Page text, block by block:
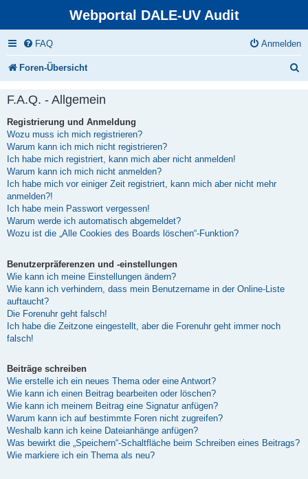
Webportal DALE-UV Audit
FAQ Anmelden
Foren-Übersicht
F.A.Q. - Allgemein
Registrierung und Anmeldung
Wozu muss ich mich registrieren?
Warum kann ich mich nicht registrieren?
Ich habe mich registriert, kann mich aber nicht anmelden!
Warum kann ich mich nicht anmelden?
Ich habe mich vor einiger Zeit registriert, kann mich aber nicht mehr
anmelden?!
Ich habe mein Passwort vergessen!
Warum werde ich automatisch abgemeldet?
Wozu ist die „Alle Cookies des Boards löschen“-Funktion?
Benutzerpräferenzen und -einstellungen
Wie kann ich meine Einstellungen ändern?
Wie kann ich verhindern, dass mein Benutzername in der Online-Liste
auftaucht?
Die Forenuhr geht falsch!
Ich habe die Zeitzone eingestellt, aber die Forenuhr geht immer noch
falsch!
Beiträge schreiben
Wie erstelle ich ein neues Thema oder eine Antwort?
Wie kann ich einen Beitrag bearbeiten oder löschen?
Wie kann ich meinem Beitrag eine Signatur anfügen?
Warum kann ich auf bestimmte Foren nicht zugreifen?
Weshalb kann ich keine Dateianhänge anfügen?
Was bewirkt die „Speichern“-Schaltfläche beim Schreiben eines Beitrags?
Wie markiere ich ein Thema als neu?